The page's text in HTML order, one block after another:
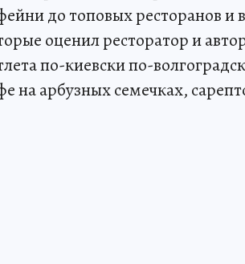
до топовых ресторанов
оценил ресторатор и
по-киевски по-
на арбузных семечках,